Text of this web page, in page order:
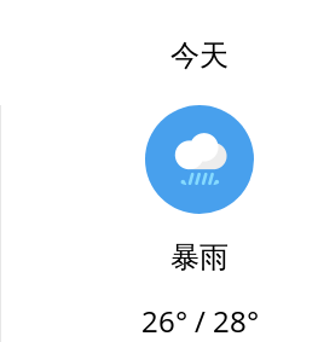
今天
暴雨
26° / 28°